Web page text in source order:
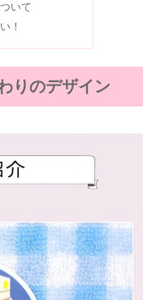
いて
！
りのデザイン